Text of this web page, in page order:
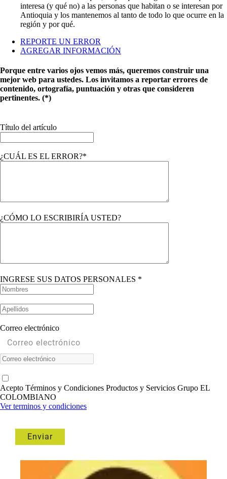
interesa (y qué no) a las personas que habitan o se interesan por
Antioquia y los mantenemos al tanto de todo lo que ocurre en la
región y por qué.
REPORTE UN ERROR
AGREGAR INFORMACIÓN
Porque entre varios ojos vemos más, queremos construir una
mejor web para ustedes. Los invitamos a reportar errores de
contenido, ortografía, puntuación y otras que consideren
pertinentes. (*)
Título del artículo
¿CUÁL ES EL ERROR?*
¿CÓMO LO ESCRIBIRÍA USTED?
INGRESE SUS DATOS PERSONALES *
Correo electrónico
Acepto Términos y Condiciones Productos y Servicios Grupo EL
COLOMBIANO
Ver terminos y condiciones